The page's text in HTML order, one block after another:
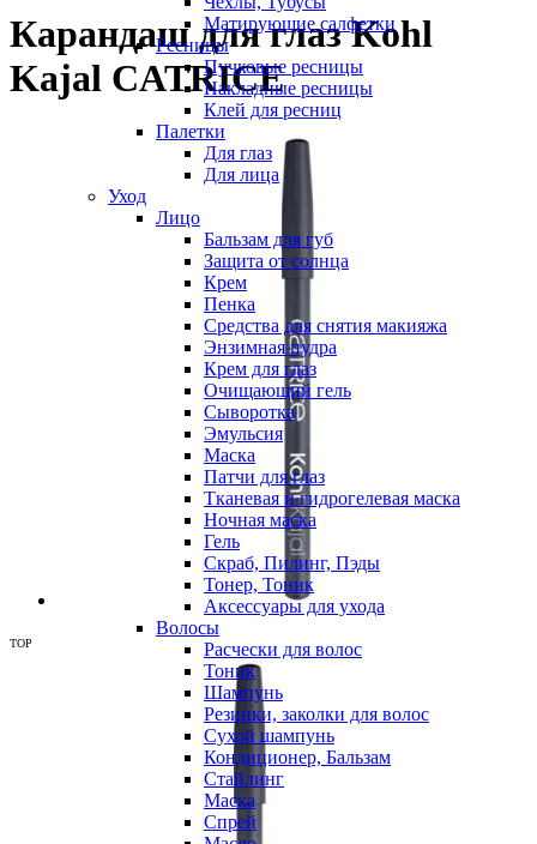
Матирующие салфетки
Ресницы
Пучковые ресницы
Накладные ресницы
Клей для ресниц
Палетки
Для глаз
Для лица
Уход
Лицо
Бальзам для губ
Защита от солнца
Крем
Пенка
Средства для снятия макияжа
Энзимная пудра
Крем для глаз
Очищающий гель
Сыворотка
Эмульсия
Маска
Патчи для глаз
Тканевая и гидрогелевая маска
Ночная маска
Гель
Скраб, Пилинг, Пэды
Тонер, Тоник
Аксессуары для ухода
Волосы
Расчески для волос
Тоник
Шампунь
Резинки, заколки для волос
Сухой шампунь
Кондиционер, Бальзам
Стайлинг
Маска
Спрей
Карандаш для глаз Kohl
Kajal CATRICE
TOP